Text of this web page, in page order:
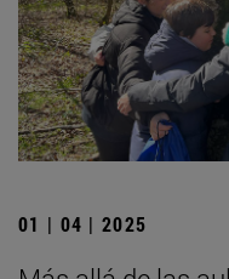
01 | 04 | 2025